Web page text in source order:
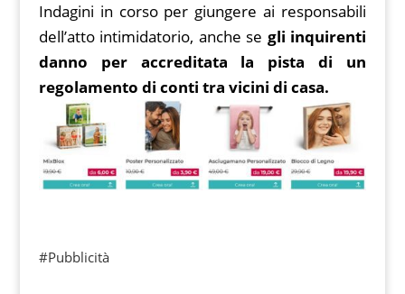
Indagini in corso per giungere ai responsabili
dell’atto intimidatorio, anche se gli inquirenti
danno per accreditata la pista di un
regolamento di conti tra vicini di casa.
#Pubblicità